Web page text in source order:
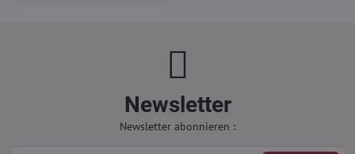
Newsletter
Newsletter abonnieren :